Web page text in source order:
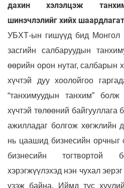
дахин хэлэлцэж
шинэчлэлийг хийх
УБХТ-ын гишүүд бид Монгол
засгийн салбаруудын
өөрийн орон нутаг, салбарын
хүчтэй дуу хоолойгоо
“танхимуудын танхим”
хүчтэй төлөөний
ажилладаг болгож хөгжлийн
нь цаашид бизнесийн орчныг
бизнесийн тогтвортой
хэрэгжүүлэхэд нэн чухал
үзэж байна. Иймд тус